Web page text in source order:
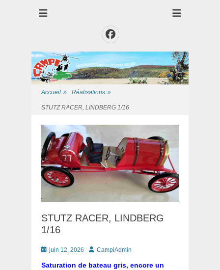
Club CAMPI
Facebook
Accueil » Réalisations »
STUTZ RACER, LINDBERG 1/16
STUTZ RACER, LINDBERG
1/16
Postéjuin 12, 2026 AuteurCampiAdmin
Saturation de bateau gris, encore un